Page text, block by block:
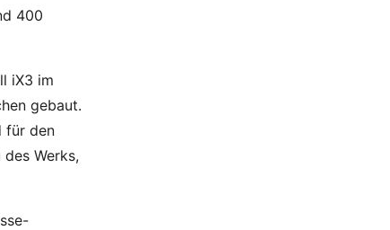
400
iX3 im
gebaut.
für den
Werks,